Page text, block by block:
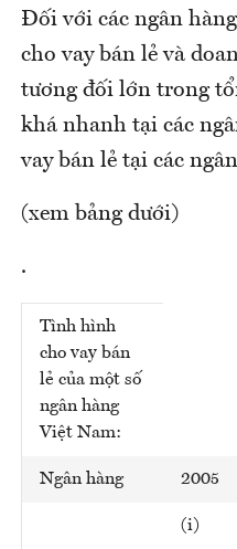
Đối với các ngân
cho vay bán lẻ và
tương đối lớn trong
khá nhanh tại các
vay bán lẻ tại các
(xem bảng dưới)
.
Tình hình
cho vay bán
lẻ của một số
ngân hàng
Việt Nam:
Ngân hàng 2005
(i)